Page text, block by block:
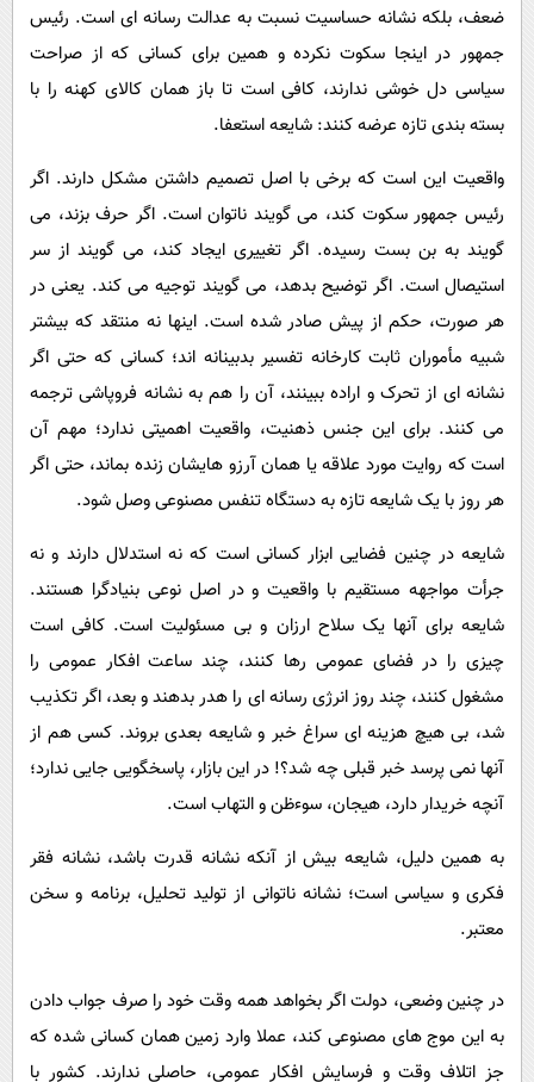
ضعف، بلکه نشانه حساسیت نسبت به عدالت رسانه ای است. رئیس
جمهور در اینجا سکوت نکرده و همین برای کسانی که از صراحت
سیاسی دل خوشی ندارند، کافی است تا باز همان کالای کهنه را با
بسته بندی تازه عرضه کنند: شایعه استعفا.
واقعیت این است که برخی با اصل تصمیم داشتن مشکل دارند. اگر
رئیس جمهور سکوت کند، می گویند ناتوان است. اگر حرف بزند، می
گویند به بن بست رسیده. اگر تغییری ایجاد کند، می گویند از سر
استیصال است. اگر توضیح بدهد، می گویند توجیه می کند. یعنی در
هر صورت، حکم از پیش صادر شده است. اینها نه منتقد که بیشتر
شبیه مأموران ثابت کارخانه تفسیر بدبینانه اند؛ کسانی که حتی اگر
نشانه ای از تحرک و اراده ببینند، آن را هم به نشانه فروپاشی ترجمه
می کنند. برای این جنس ذهنیت، واقعیت اهمیتی ندارد؛ مهم آن
است که روایت مورد علاقه یا همان آرزو هایشان زنده بماند، حتی اگر
هر روز با یک شایعه تازه به دستگاه تنفس مصنوعی وصل شود.
شایعه در چنین فضایی ابزار کسانی است که نه استدلال دارند و نه
جرأت مواجهه مستقیم با واقعیت و در اصل نوعی بنیادگرا هستند.
شایعه برای آنها یک سلاح ارزان و بی مسئولیت است. کافی است
چیزی را در فضای عمومی رها کنند، چند ساعت افکار عمومی را
مشغول کنند، چند روز انرژی رسانه ای را هدر بدهند و بعد، اگر تکذیب
شد، بی هیچ هزینه ای سراغ خبر و شایعه بعدی بروند. کسی هم از
آنها نمی پرسد خبر قبلی چه شد؟! در این بازار، پاسخگویی جایی ندارد؛
آنچه خریدار دارد، هیجان، سوءظن و التهاب است.
به همین دلیل، شایعه بیش از آنکه نشانه قدرت باشد، نشانه فقر
فکری و سیاسی است؛ نشانه ناتوانی از تولید تحلیل، برنامه و سخن
معتبر.
در چنین وضعی، دولت اگر بخواهد همه وقت خود را صرف جواب دادن
به این موج های مصنوعی کند، عملا وارد زمین همان کسانی شده که
جز اتلاف وقت و فرسایش افکار عمومی، حاصلی ندارند. کشور با